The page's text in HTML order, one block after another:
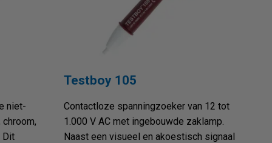
niet-
Dit
Testboy 105
Contactloze spanningzoeker van 12 tot
1.000 V AC met ingebouwde zaklamp.
Naast een visueel en akoestisch signaal